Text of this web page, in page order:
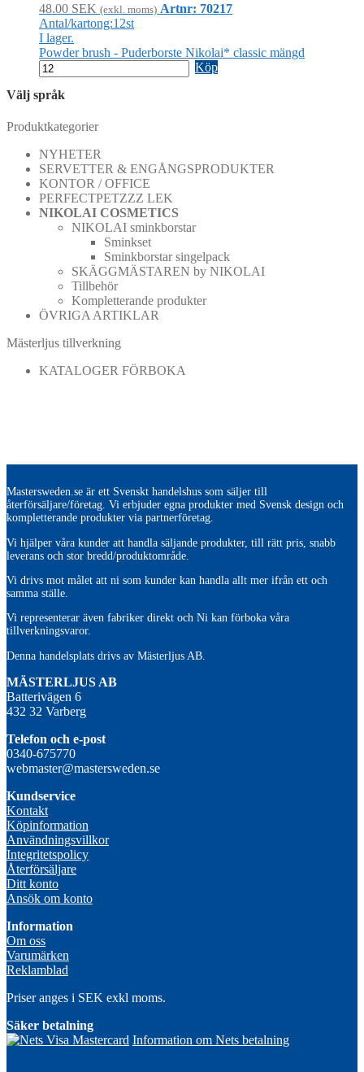
48.00 SEK (exkl. moms) Artnr: 70217
Antal/kartong:12st
I lager.
Powder brush - Puderborste Nikolai* classic mängd
Köp
Välj språk
Produktkategorier
NYHETER
SERVETTER & ENGÅNGSPRODUKTER
KONTOR / OFFICE
PERFECTPETZZZ LEK
NIKOLAI COSMETICS
NIKOLAI sminkborstar
Sminkset
Sminkborstar singelpack
SKÄGGMÄSTAREN by NIKOLAI
Tillbehör
Kompletterande produkter
ÖVRIGA ARTIKLAR
Mästerljus tillverkning
KATALOGER FÖRBOKA
Mastersweden.se är ett Svenskt handelshus som säljer till
återförsäljare/företag. Vi erbjuder egna produkter med Svensk design och
kompletterande produkter via partnerföretag.
Vi hjälper våra kunder att handla säljande produkter, till rätt pris, snabb
leverans och stor bredd/produktområde.
Vi drivs mot målet att ni som kunder kan handla allt mer ifrån ett och
samma ställe.
Vi representerar även fabriker direkt och Ni kan förboka våra
tillverkningsvaror.
Denna handelsplats drivs av Mästerljus AB.
MÄSTERLJUS AB
Batterivägen 6
432 32 Varberg
Telefon och e-post
0340-675770
webmaster@mastersweden.se
Kundservice
Kontakt
Köpinformation
Användningsvillkor
Integritetspolicy
Återförsäljare
Ditt konto
Ansök om konto
Information
Om oss
Varumärken
Reklamblad
Priser anges i SEK exkl moms.
Säker betalning
Information om Nets betalning